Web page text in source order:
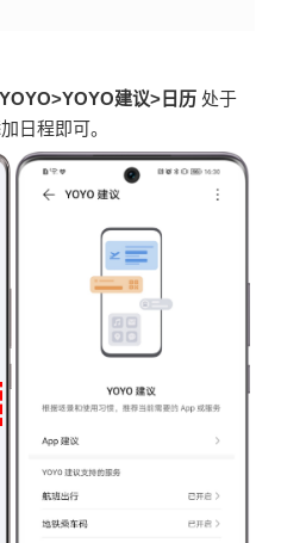
建议>日历 处于
日程即可。